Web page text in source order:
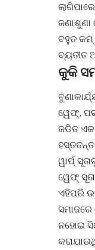
ବହୁତ କମ୍
ବ୍ୟତୀତ
କୁକି
ୱେଫ୍,
ଜଡିତ ଏକ
ୱାର୍ପ୍
ୱେଫ୍
ଏହିପରି
ନହୋଇ